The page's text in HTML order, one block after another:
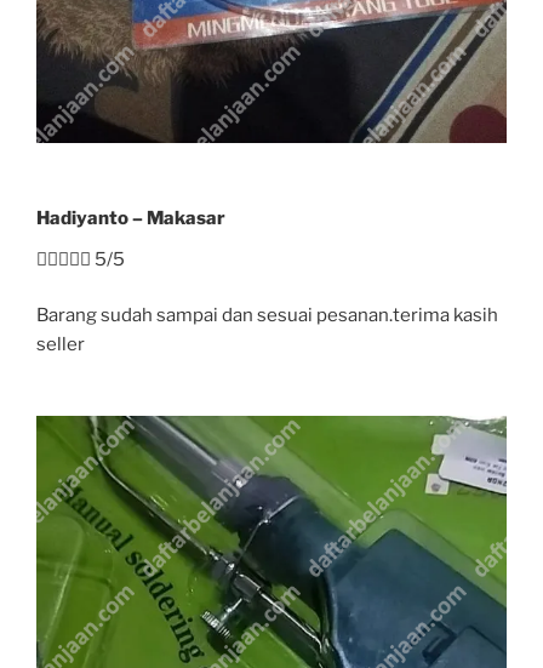
Hadiyanto – Makasar
 5/5
Barang sudah sampai dan sesuai pesanan.terima kasih
seller